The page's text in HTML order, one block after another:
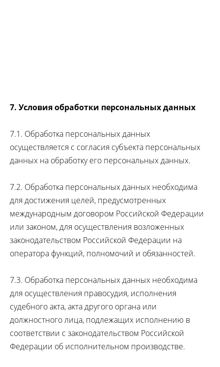
7. Условия обработки персональных данных
7.1. Обработка персональных данных
осуществляется с согласия субъекта персональных
данных на обработку его персональных данных.
7.2. Обработка персональных данных необходима
для достижения целей, предусмотренных
международным договором Российской Федерации
или законом, для осуществления возложенных
законодательством Российской Федерации на
оператора функций, полномочий и обязанностей.
7.3. Обработка персональных данных необходима
для осуществления правосудия, исполнения
судебного акта, акта другого органа или
должностного лица, подлежащих исполнению в
соответствии с законодательством Российской
Федерации об исполнительном производстве.